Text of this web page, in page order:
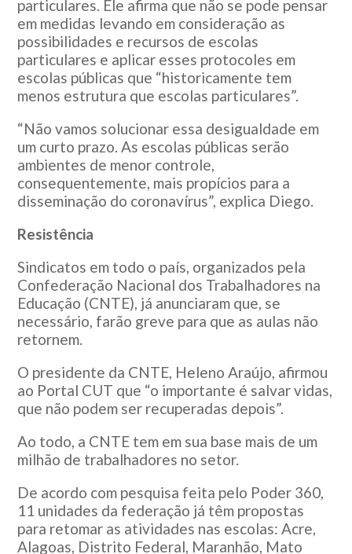
particulares. Ele afirma que não se pode pensar
em medidas levando em consideração as
possibilidades e recursos de escolas
particulares e aplicar esses protocoles em
escolas públicas que “historicamente tem
menos estrutura que escolas particulares”.
“Não vamos solucionar essa desigualdade em
um curto prazo. As escolas públicas serão
ambientes de menor controle,
consequentemente, mais propícios para a
disseminação do coronavírus”, explica Diego.
Resistência
Sindicatos em todo o país, organizados pela
Confederação Nacional dos Trabalhadores na
Educação (CNTE), já anunciaram que, se
necessário, farão greve para que as aulas não
retornem.
O presidente da CNTE, Heleno Araújo, afirmou
ao Portal CUT que “o importante é salvar vidas,
que não podem ser recuperadas depois”.
Ao todo, a CNTE tem em sua base mais de um
milhão de trabalhadores no setor.
De acordo com pesquisa feita pelo Poder 360,
11 unidades da federação já têm propostas
para retomar as atividades nas escolas: Acre,
Alagoas, Distrito Federal, Maranhão, Mato